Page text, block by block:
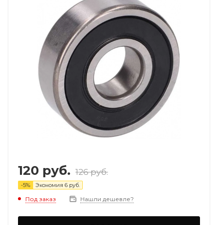
120 руб. 126руб.
-5% Экономия 6 руб.
Под заказ Нашли дешевле?